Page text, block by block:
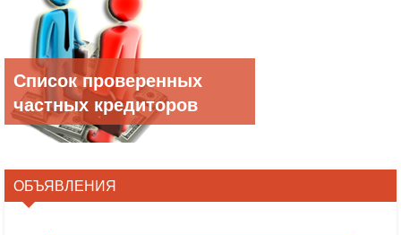
Список проверенных
частных кредиторов
ОБЪЯВЛЕНИЯ